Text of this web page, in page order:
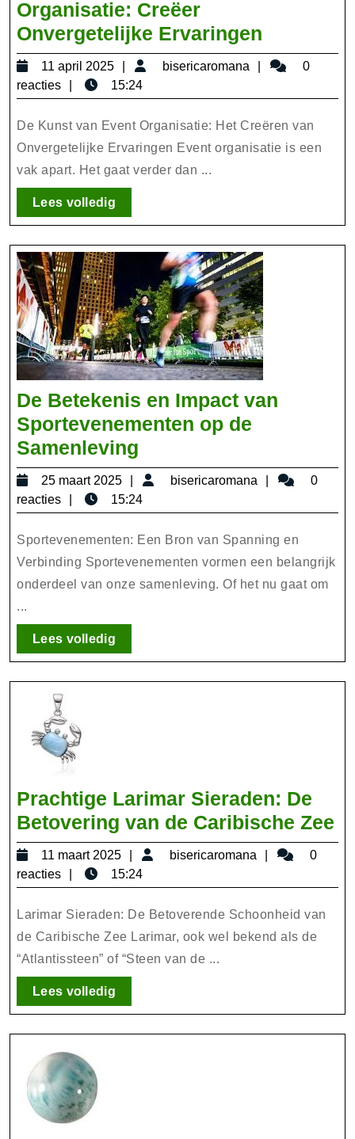
Organisatie: Creëer
Onvergetelijke Ervaringen
Kunst
Event
11 april 2025
11
april
2025
bisericaromana bisericaromana
0
reacties
15:24
De Kunst van Event Organisatie: Het Creëren van
Onvergetelijke Ervaringen Event organisatie is een
vak apart. Het gaat verder dan ...
Lees volledigLees
volledig
De Betekenis en Impact van
Sportevenementen op de
Samenleving
Betekenis
en
Impact
van
Sportevenementen
op
25 maart 2025
25
maart
2025
bisericaromana
0
reacties
15:24
Sportevenementen: Een Bron van Spanning en
Verbinding Sportevenementen vormen een belangrijk
onderdeel van onze samenleving. Of het nu gaat om
...
Lees volledigLees
volledig
Prachtige Larimar Sieraden: De
Betovering van de Caribische Zee
11 maart 2025
11
maart
2025
bisericaromana
0
reacties
15:24
Larimar Sieraden: De Betoverende Schoonheid van
de Caribische Zee Larimar, ook wel bekend als de
“Atlantissteen” of “Steen van de ...
Lees volledigLees
volledig